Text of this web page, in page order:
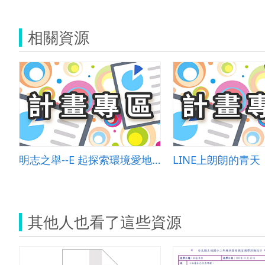
相關資源
明志之舉--E 起探索環境愛地球 LINE上朗朗的青天
其他人也看了這些資源